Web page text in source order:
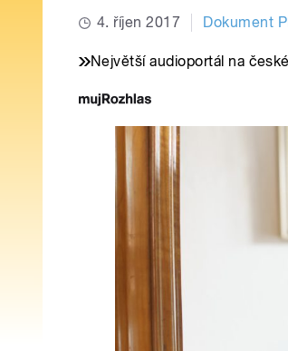
4. říjen 2017 Dokument
Největší audioportál na